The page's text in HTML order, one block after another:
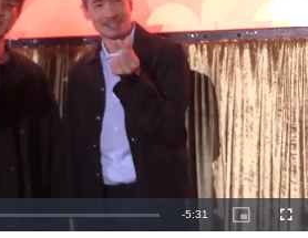
Remaining
-5:31
Picture-
in-